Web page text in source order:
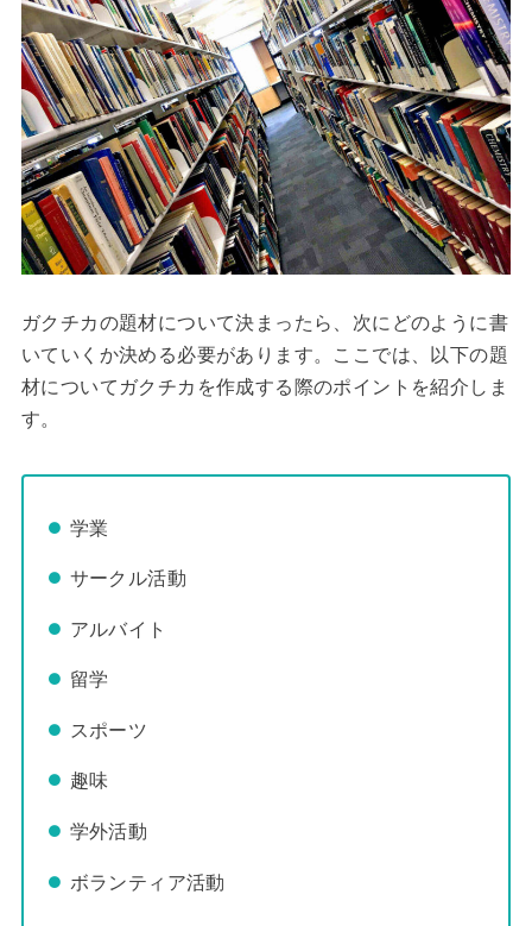
ガクチカの題材について決まったら、次にどのように書
いていくか決める必要があります。ここでは、以下の題
材についてガクチカを作成する際のポイントを紹介しま
す。
学業
サークル活動
アルバイト
留学
スポーツ
趣味
学外活動
ボランティア活動